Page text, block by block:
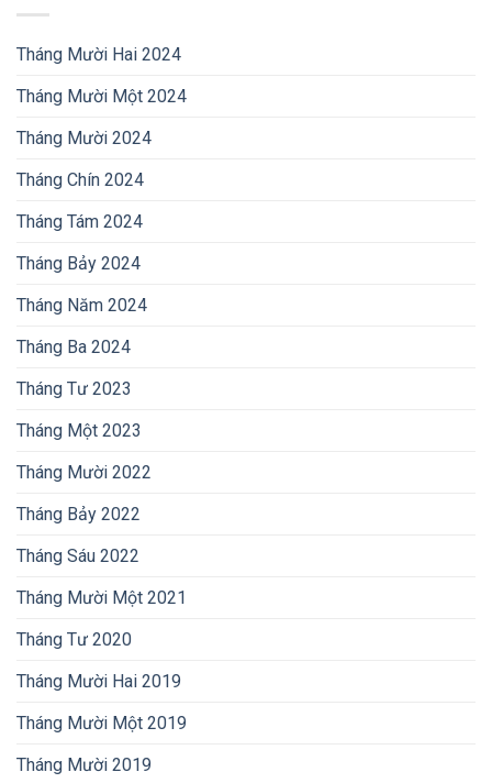
Tháng Mười Hai 2024
Tháng Mười Một 2024
Tháng Mười 2024
Tháng Chín 2024
Tháng Tám 2024
Tháng Bảy 2024
Tháng Năm 2024
Tháng Ba 2024
Tháng Tư 2023
Tháng Một 2023
Tháng Mười 2022
Tháng Bảy 2022
Tháng Sáu 2022
Tháng Mười Một 2021
Tháng Tư 2020
Tháng Mười Hai 2019
Tháng Mười Một 2019
Tháng Mười 2019